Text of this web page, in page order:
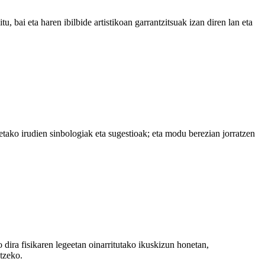
bai eta haren ibilbide artistikoan garrantzitsuak izan diren lan eta
irudien sinbologiak eta sugestioak; eta modu berezian jorratzen
fisikaren legeetan oinarritutako ikuskizun honetan,